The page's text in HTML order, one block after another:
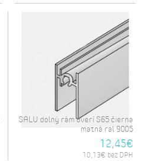
SALU dolný rám dverí S65 čierna
matná ral 9005
12,45€
10,13€ bez DPH